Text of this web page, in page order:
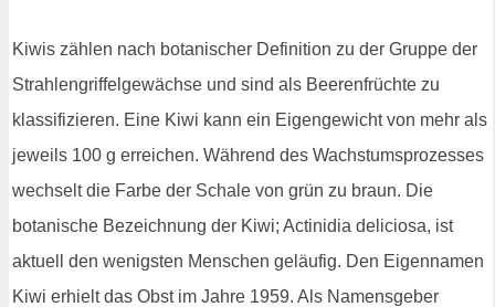
Kiwis zählen nach botanischer Definition zu der Gruppe der
Strahlengriffelgewächse und sind als Beerenfrüchte zu
klassifizieren. Eine Kiwi kann ein Eigengewicht von mehr als
jeweils 100 g erreichen. Während des Wachstumsprozesses
wechselt die Farbe der Schale von grün zu braun. Die
botanische Bezeichnung der Kiwi; Actinidia deliciosa, ist
aktuell den wenigsten Menschen geläufig. Den Eigennamen
Kiwi erhielt das Obst im Jahre 1959. Als Namensgeber